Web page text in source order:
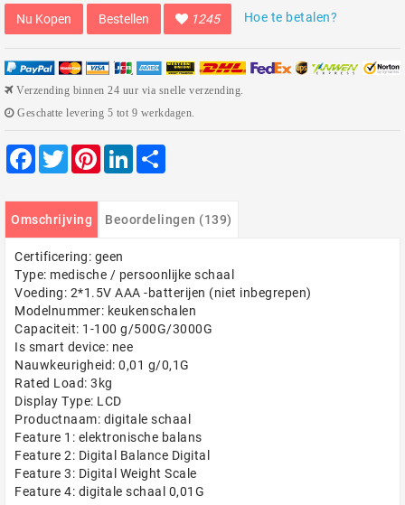
Nu Kopen Bestellen 1245 Hoe te betalen?
Verzending binnen 24 uur via snelle verzending.
Geschatte levering 5 tot 9 werkdagen.
Facebook
TwitterPinterestLinkedIn
Omschrijving Beoordelingen (139)
Certificering: geen
Type: medische / persoonlijke schaal
Voeding: 2*1.5V AAA -batterijen (niet inbegrepen)
Modelnummer: keukenschalen
Capaciteit: 1-100 g/500G/3000G
Is smart device: nee
Nauwkeurigheid: 0,01 g/0,1G
Rated Load: 3kg
Display Type: LCD
Productnaam: digitale schaal
Feature 1: elektronische balans
Feature 2: Digital Balance Digital
Feature 3: Digital Weight Scale
Feature 4: digitale schaal 0,01G